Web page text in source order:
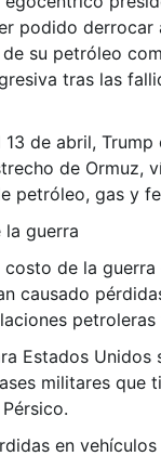
podido derrocar
su petróleo
tras las
de abril,
de Ormuz,
petróleo, gas y
la guerra
costo de la
causado
Estados Unidos
militares que
en